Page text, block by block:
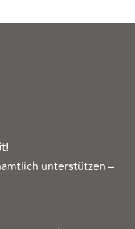
unterstützen –